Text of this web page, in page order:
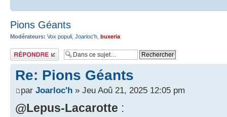
Pions Géants
Modérateurs: Vox populi Joarloc'h buxeria
Répondre
Re: Pions Géants
par Joarloc'h » Jeu Aoû 21, 2025 12:05 pm
@Lepus-Lacarotte :